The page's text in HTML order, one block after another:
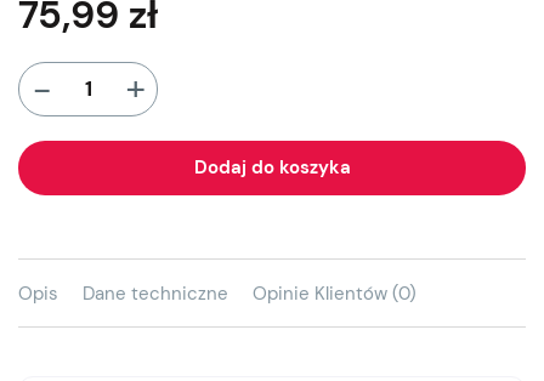
75,99 zł
- +
Dodaj do koszyka
Opis Dane techniczne Opinie Klientów (0)